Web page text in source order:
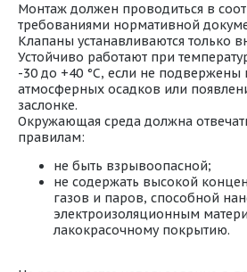
Монтаж должен проводиться в
требованиями нормативной
Клапаны устанавливаются только
Устойчиво работают при
-30 до +40 °С, если не
атмосферных осадков или
заслонке.
Окружающая среда должна
правилам:
не быть взрывоопасной;
не содержать высокой
газов и паров, способной
электроизоляционным
лакокрасочному покрытию.